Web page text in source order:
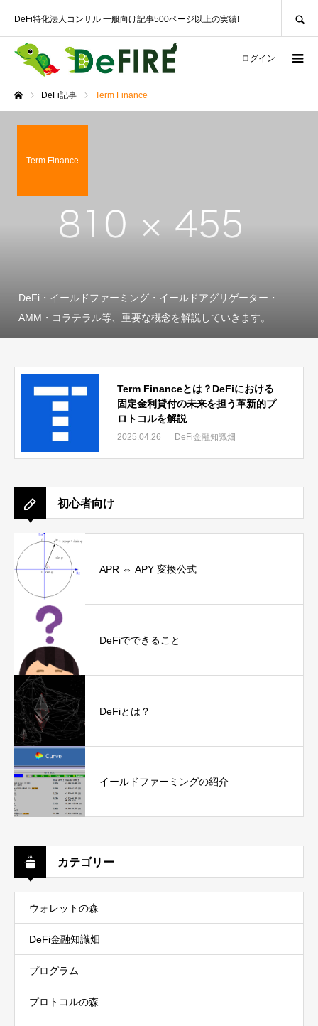
DeFi特化法人コンサル 一般向け記事500ページ以上の実績!
ログイン
DeFi記事 Term Finance
Term Finance
DeFi・イールドファーミング・イールドアグリゲーター・
AMM・コラテラル等、重要な概念を解説していきます。
Term Financeとは？DeFiにおける
固定金利貸付の未来を担う革新的プ
ロトコルを解説
2025.04.26 DeFi金融知識畑
初心者向け
APR ⇔ APY 変換公式
DeFiでできること
DeFiとは？
イールドファーミングの紹介
カテゴリー
ウォレットの森
DeFi金融知識畑
プログラム
プロトコルの森